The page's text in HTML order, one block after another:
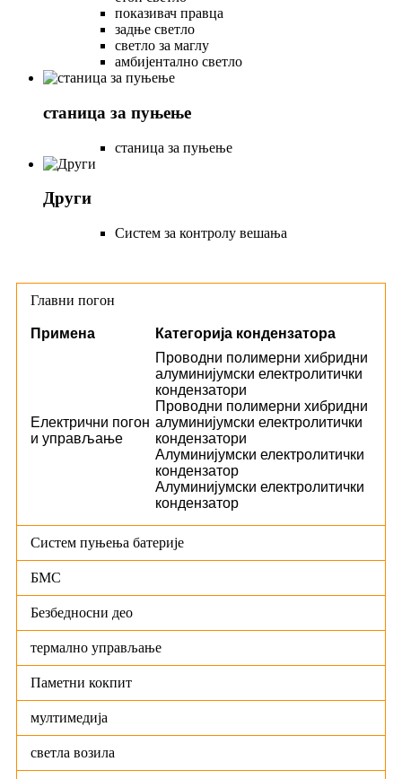
показивач правца
задње светло
светло за маглу
амбијентално светло
станица за пуњење
станица за пуњење
Други
Систем за контролу вешања
Главни погон
Примена Категорија кондензатора
Електрични погон
и управљање
Проводни полимерни хибридни
алуминијумски електролитички
кондензатори
Проводни полимерни хибридни
алуминијумски електролитички
кондензатори
Алуминијумски електролитички
кондензатор
Алуминијумски електролитички
кондензатор
Систем пуњења батерије
БМС
Безбедносни део
термално управљање
Паметни кокпит
мултимедија
светла возила